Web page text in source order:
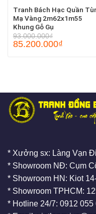
Tranh Bách Hạc Quần
Mạ Vàng 2m62x1m55
Khung Gỗ Gụ
93.000.000₫
85.200.000₫
* Xưởng sx: Làng Vạn
* Showroom NĐ: Cụm
* Showroom HN: Kiot
* Showroom TPHCM:
* Hotline 24/7: 0912 055